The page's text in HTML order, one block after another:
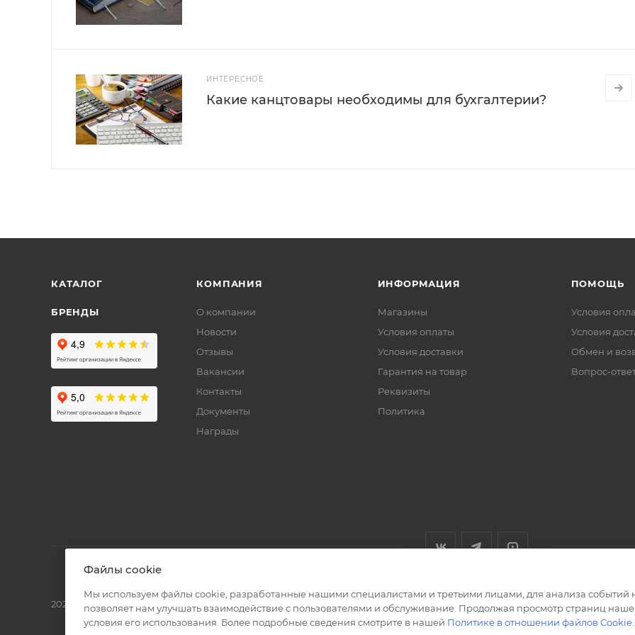
ИНТЕРЕСНОЕ
Какие канцтовары необходимы для бухгалтерии?
КАТАЛОГ
БРЕНДЫ
КОМПАНИЯ
О компании
Новости
Отзывы
Вакансии
Контакты
Документы
Награды
ИНФОРМАЦИЯ
Магазины
Условия оплаты
Условия доставки
Гарантия на товар
Реквизиты
Политика
ПОМОЩЬ
Условия
Условия
Обмен и
Вопрос-
2026 © Полиграф кит - интернет-магазин
Файлы cookie
Мы используем файлы cookie, разработанные нашими специалистами и третьими лицами, для анализа событий
позволяет нам улучшать взаимодействие с пользователями и обслуживание. Продолжая просмотр страниц
условия его использования. Более подробные сведения смотрите в нашей Политике в отношении файлов Cookie